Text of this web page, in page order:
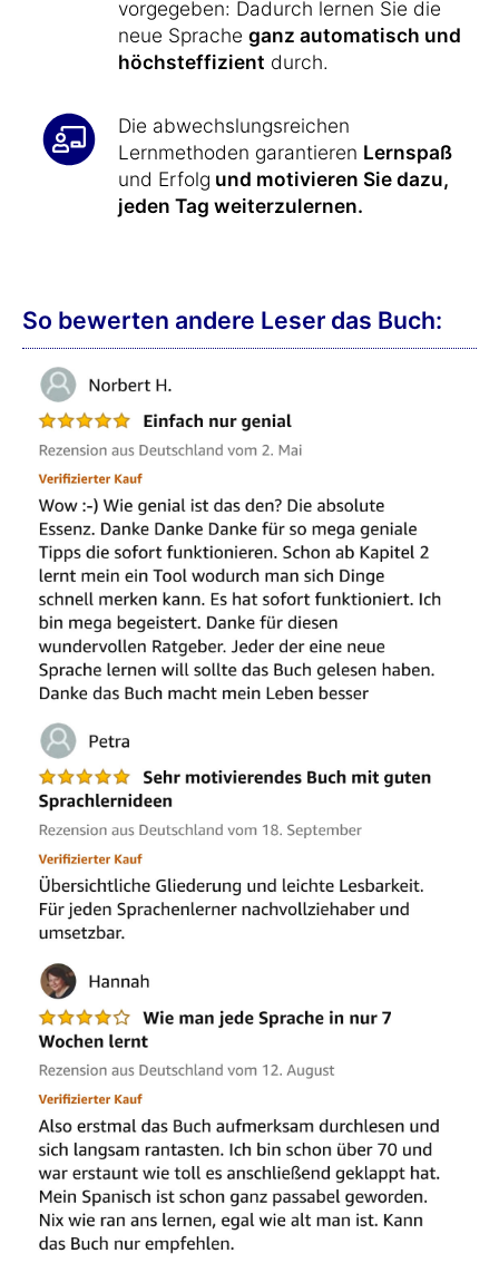
vorgegeben: Dadurch lernen Sie die
neue Sprache ganz automatisch und
höchsteffizient durch.
Die abwechslungsreichen
Lernmethoden garantieren Lernspaß
und Erfolg und motivieren Sie dazu,
jeden Tag weiterzulernen.
So bewerten andere Leser das Buch: